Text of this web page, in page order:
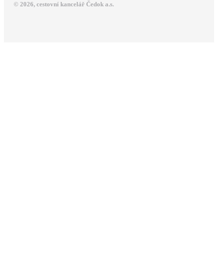
© 2026, cestovní kancelář Čedok a.s.